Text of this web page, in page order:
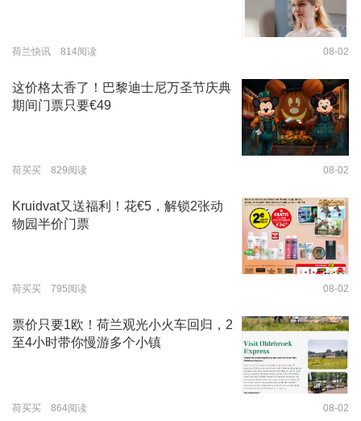
荷兰快讯 814阅读 08-02
这价格太香了！巴黎迪士尼万圣节庆典
期间门票只要€49
荷买买 829阅读 08-02
Kruidvat又送福利！花€5，解锁2张动
物园半价门票
荷买买 795阅读 08-02
票价只要1欧！荷兰观光小火车回归，2
至4小时带你慢游多个小镇
荷买买 864阅读 08-02